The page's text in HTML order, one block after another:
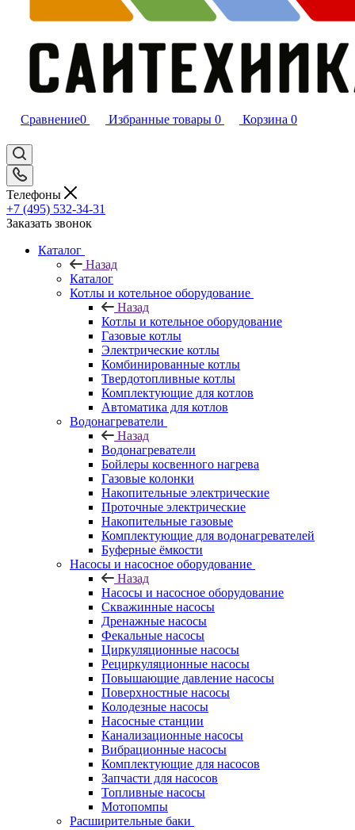
Сравнение0 Избранные товары 0 Корзина 0
Телефоны
+7 (495) 532‑34‑31
Заказать звонок
Каталог
Назад
Каталог
Котлы и котельное оборудование
Назад
Котлы и котельное оборудование
Газовые котлы
Электрические котлы
Комбинированные котлы
Твердотопливные котлы
Комплектующие для котлов
Автоматика для котлов
Водонагреватели
Назад
Водонагреватели
Бойлеры косвенного нагрева
Газовые колонки
Накопительные электрические
Проточные электрические
Накопительные газовые
Комплектующие для водонагревателей
Буферные ёмкости
Насосы и насосное оборудование
Назад
Насосы и насосное оборудование
Скважинные насосы
Дренажные насосы
Фекальные насосы
Циркуляционные насосы
Рециркуляционные насосы
Повышающие давление насосы
Поверхностные насосы
Колодезные насосы
Насосные станции
Канализационные насосы
Вибрационные насосы
Комплектующие для насосов
Запчасти для насосов
Топливные насосы
Мотопомпы
Расширительные баки